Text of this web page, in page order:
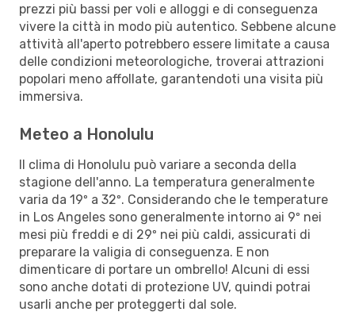
prezzi più bassi per voli e alloggi e di conseguenza
vivere la città in modo più autentico. Sebbene alcune
attività all'aperto potrebbero essere limitate a causa
delle condizioni meteorologiche, troverai attrazioni
popolari meno affollate, garantendoti una visita più
immersiva.
Meteo a Honolulu
Il clima di Honolulu può variare a seconda della
stagione dell'anno. La temperatura generalmente
varia da 19º a 32º. Considerando che le temperature
in Los Angeles sono generalmente intorno ai 9º nei
mesi più freddi e di 29º nei più caldi, assicurati di
preparare la valigia di conseguenza. E non
dimenticare di portare un ombrello! Alcuni di essi
sono anche dotati di protezione UV, quindi potrai
usarli anche per proteggerti dal sole.